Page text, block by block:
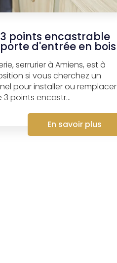
points encastrable
d'entrée en bois
serrurier à Amiens, est à
si vous cherchez un
pour installer ou remplacer
3 points encastr...
En savoir plus